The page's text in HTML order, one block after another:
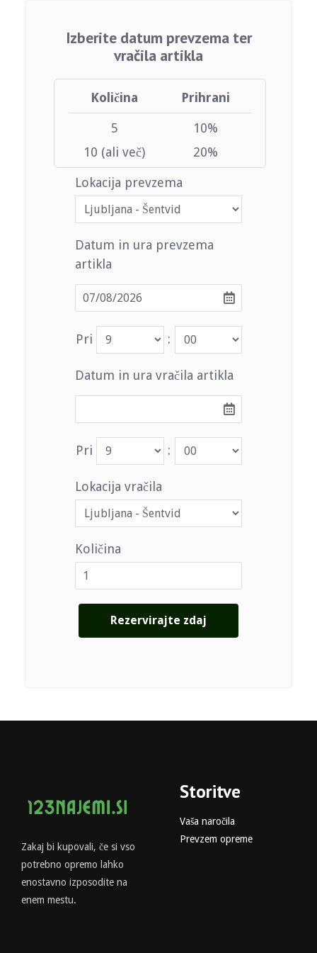
Izberite datum prevzema ter
vračila artikla
Količina Prihrani
5
10%
10 (ali več)
20%
Lokacija prevzema
Datum in ura prevzema
artikla
Pri :
Datum in ura vračila artikla
Pri :
Lokacija vračila
Količina
Zakaj bi kupovali, če si vso
potrebno opremo lahko
enostavno izposodite na
enem mestu.
Storitve
Vaša naročila
Prevzem opreme